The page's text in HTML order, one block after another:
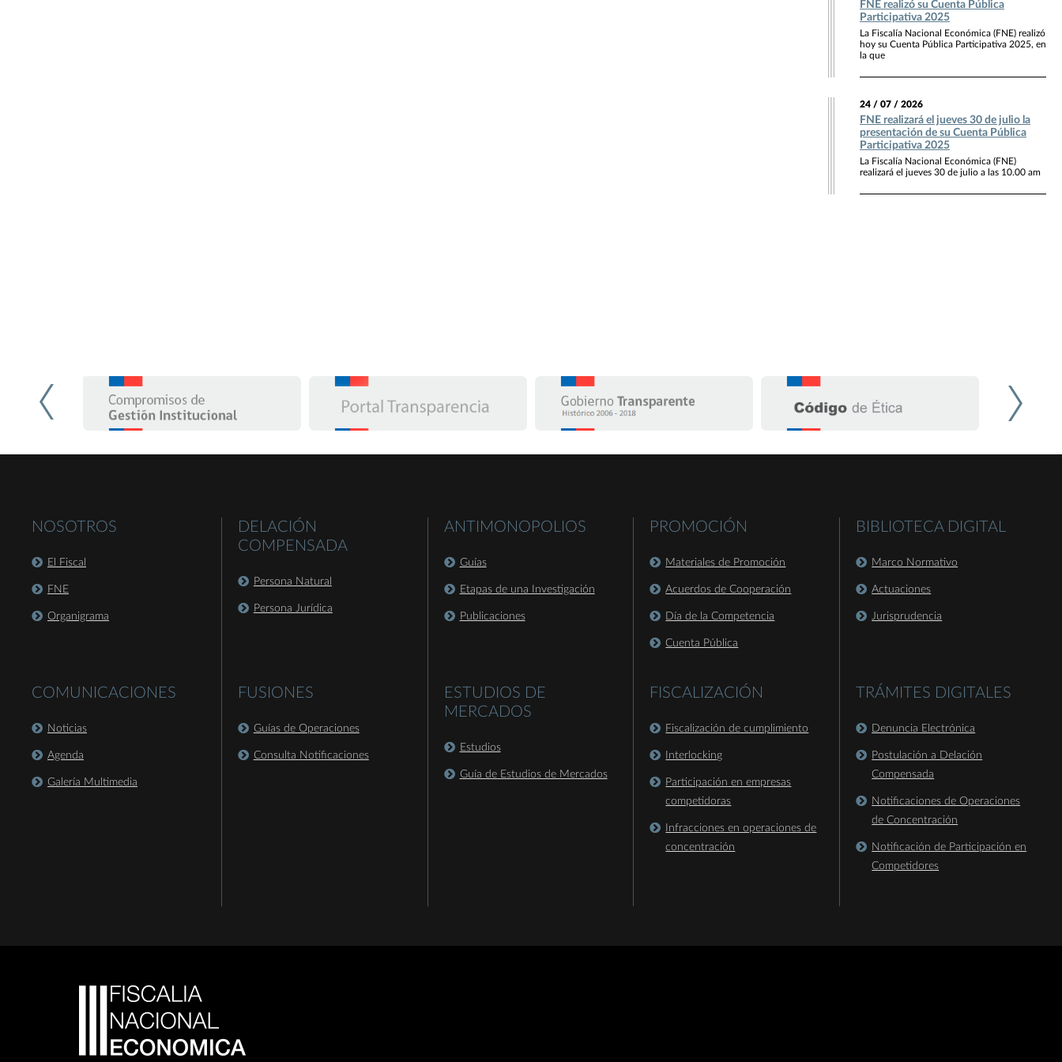
FNE realizó su Cuenta Pública
Participativa 2025
La Fiscalía Nacional Económica (FNE) realizó
hoy su Cuenta Pública Participativa 2025, en
la que
24 / 07 / 2026
FNE realizará el jueves 30 de julio la
presentación de su Cuenta Pública
Participativa 2025
La Fiscalía Nacional Económica (FNE)
realizará el jueves 30 de julio a las 10.00 am
NOSOTROS
El Fiscal
FNE
Organigrama
COMUNICACIONES
Noticias
Agenda
Galería Multimedia
DELACIÓN
COMPENSADA
Persona Natural
Persona Jurídica
FUSIONES
Guías de Operaciones
Consulta Notificaciones
ANTIMONOPOLIOS
Guías
Etapas de una Investigación
Publicaciones
ESTUDIOS DE
MERCADOS
Estudios
Guía de Estudios de Mercados
PROMOCIÓN
Materiales de Promoción
Acuerdos de Cooperación
Día de la Competencia
Cuenta Pública
FISCALIZACIÓN
Fiscalización de cumplimiento
Interlocking
Participación en empresas
competidoras
Infracciones en operaciones de
concentración
BIBLIOTECA DIGITAL
Marco Normativo
Actuaciones
Jurisprudencia
TRÁMITES DIGITALES
Denuncia Electrónica
Postulación a Delación
Compensada
Notificaciones de Operaciones
de Concentración
Notificación de Participación en
Competidores